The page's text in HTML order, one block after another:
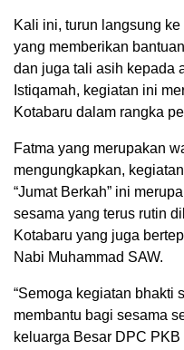
Kali ini, turun langsung
yang memberikan
dan juga tali asih kepada
Istiqamah, kegiatan ini
Kotabaru dalam rangka
Fatma yang merupakan
mengungkapkan,
“Jumat Berkah” ini
sesama yang terus rutin
Kotabaru yang juga
Nabi Muhammad SAW.
“Semoga kegiatan bhakti
membantu bagi sesama
keluarga Besar DPC